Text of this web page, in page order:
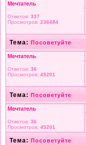
Мечтатель
Ответов: 337
Просмотров: 236484
Тема: Посоветуйте
Мечтатель
Ответов: 36
Просмотров: 45201
Тема: Посоветуйте
Мечтатель
Ответов: 36
Просмотров: 45201
Тема: Посоветуйте